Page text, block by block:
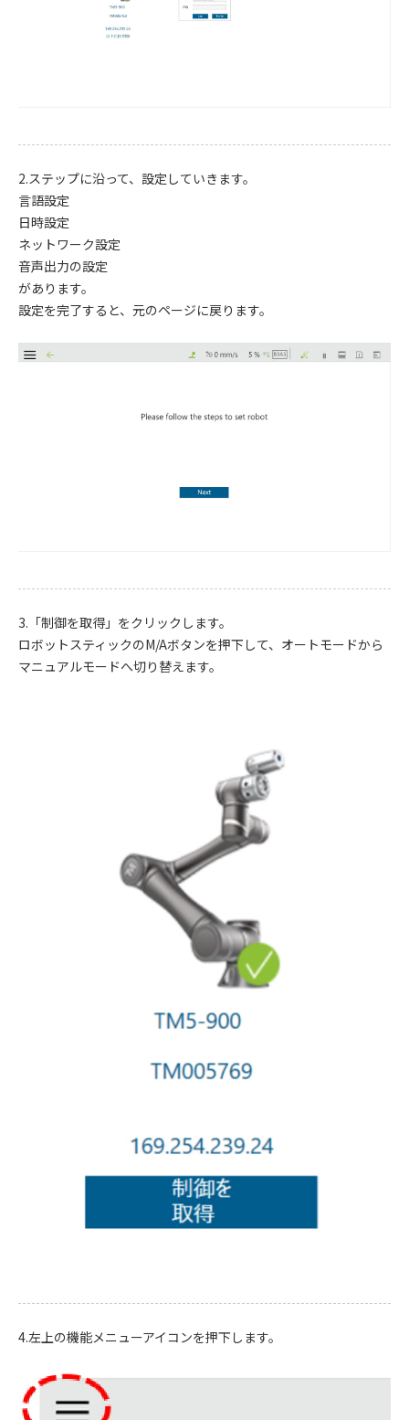
2.ステップに沿って、設定していきます。
言語設定
日時設定
ネットワーク設定
音声出力の設定
があります。
設定を完了すると、元のページに戻ります。
3.「制御を取得」をクリックします。
ロボットスティックのM/Aボタンを押下して、オートモードから
マニュアルモードへ切り替えます。
4.左上の機能メニューアイコンを押下します。